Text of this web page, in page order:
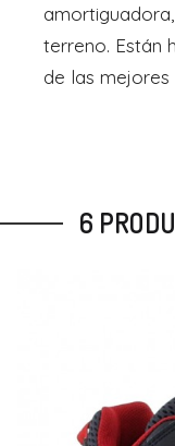
terreno. Están
de las mejores
6